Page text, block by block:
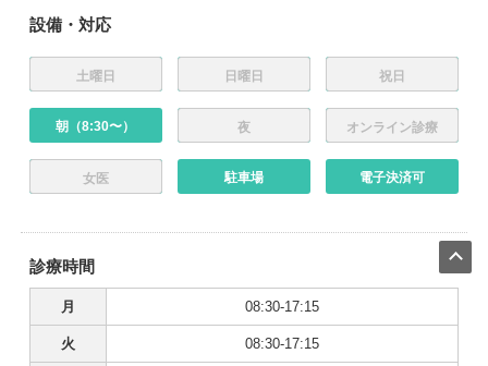
設備・対応
土曜日 日曜日 祝日
朝（8:30〜） 夜 オンライン診療
女医 駐車場 電子決済可
診療時間
月 08:30-17:15
火 08:30-17:15